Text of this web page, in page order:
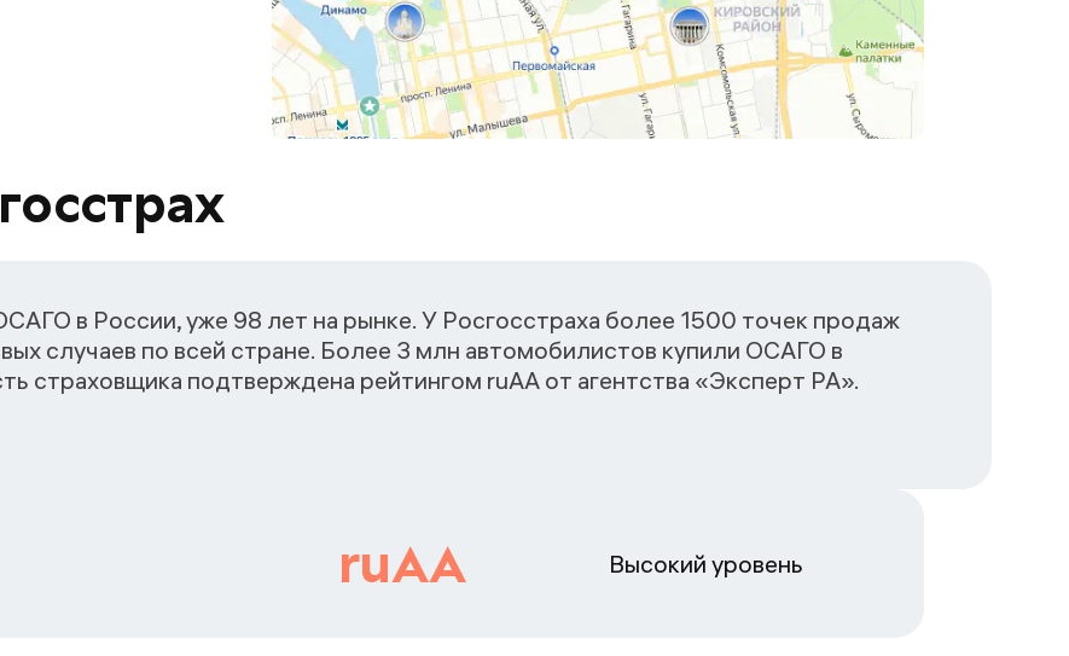
в России, уже 98 лет на рынке. У Росгосстраха более 1500 точек продаж
случаев по всей стране. Более 3 млн автомобилистов купили ОСАГО в
страховщика подтверждена рейтингом ruАА от агентства «Эксперт РА».
ruAA Высокий уровень